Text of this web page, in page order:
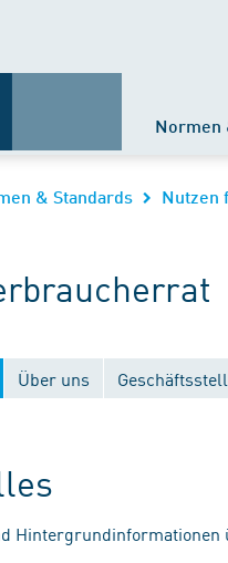
Normen
& Standards Nutzen
Über uns
Hintergrundinformationen